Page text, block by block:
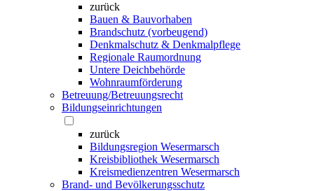
zurück
Bauen & Bauvorhaben
Brandschutz (vorbeugend)
Denkmalschutz & Denkmalpflege
Regionale Raumordnung
Untere Deichbehörde
Wohnraumförderung
Betreuung/Betreuungsrecht
Bildungseinrichtungen
zurück
Bildungsregion Wesermarsch
Kreisbibliothek Wesermarsch
Kreismedienzentren Wesermarsch
Brand- und Bevölkerungsschutz